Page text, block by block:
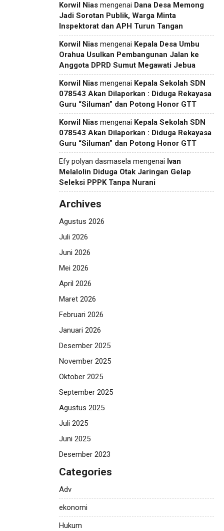
Korwil Nias mengenai Dana Desa Memong
Jadi Sorotan Publik, Warga Minta
Inspektorat dan APH Turun Tangan
Korwil Nias mengenai Kepala Desa Umbu
Orahua Usulkan Pembangunan Jalan ke
Anggota DPRD Sumut Megawati Jebua
Korwil Nias mengenai Kepala Sekolah SDN
078543 Akan Dilaporkan : Diduga Rekayasa
Guru “Siluman” dan Potong Honor GTT
Korwil Nias mengenai Kepala Sekolah SDN
078543 Akan Dilaporkan : Diduga Rekayasa
Guru “Siluman” dan Potong Honor GTT
Efy polyan dasmasela mengenai Ivan
Melalolin Diduga Otak Jaringan Gelap
Seleksi PPPK Tanpa Nurani
Archives
Agustus 2026
Juli 2026
Juni 2026
Mei 2026
April 2026
Maret 2026
Februari 2026
Januari 2026
Desember 2025
November 2025
Oktober 2025
September 2025
Agustus 2025
Juli 2025
Juni 2025
Desember 2023
Categories
Adv
ekonomi
Hukum